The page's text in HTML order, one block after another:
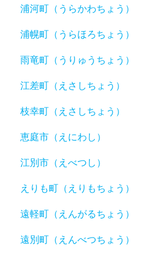
浦河町（うらかわちょう）
浦幌町（うらほろちょう）
雨竜町（うりゅうちょう）
江差町（えさしちょう）
枝幸町（えさしちょう）
恵庭市（えにわし）
江別市（えべつし）
えりも町（えりもちょう）
遠軽町（えんがるちょう）
遠別町（えんべつちょう）